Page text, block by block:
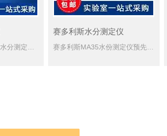
赛多利斯水分测定仪